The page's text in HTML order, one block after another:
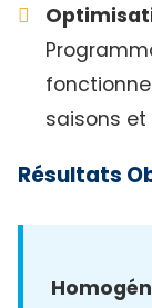
saisons
Résultats